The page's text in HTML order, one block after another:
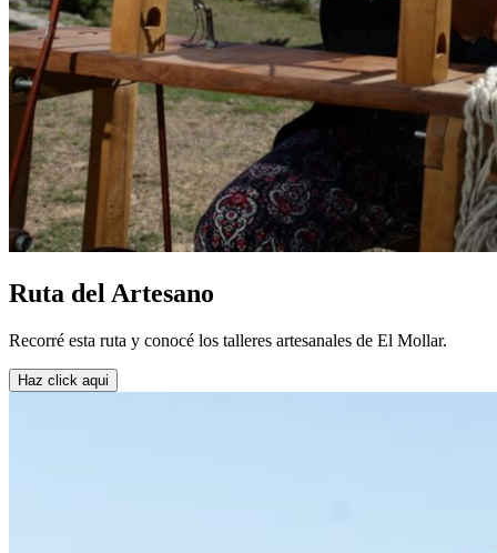
Ruta del Artesano
Recorré esta ruta y conocé los talleres artesanales de El Mollar.
Haz click aqui